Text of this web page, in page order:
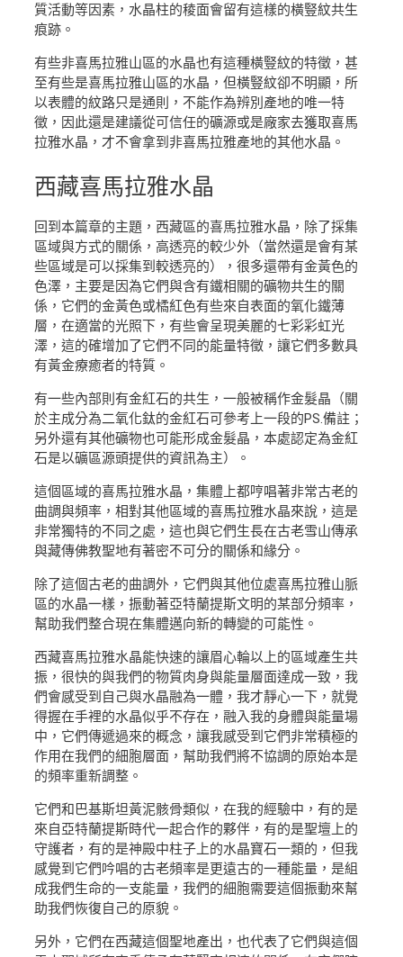
質活動等因素，水晶柱的稜面會留有這樣的橫豎紋共生
痕跡。
有些非喜馬拉雅山區的水晶也有這種橫豎紋的特徵，甚
至有些是喜馬拉雅山區的水晶，但橫豎紋卻不明顯，所
以表體的紋路只是通則，不能作為辨別產地的唯一特
徵，因此還是建議從可信任的礦源或是廠家去獲取喜馬
拉雅水晶，才不會拿到非喜馬拉雅產地的其他水晶。
西藏喜馬拉雅水晶
回到本篇章的主題，西藏區的喜馬拉雅水晶，除了採集
區域與方式的關係，高透亮的較少外（當然還是會有某
些區域是可以採集到較透亮的），很多還帶有金黃色的
色澤，主要是因為它們與含有鐵相關的礦物共生的關
係，它們的金黃色或橘紅色有些來自表面的氧化鐵薄
層，在適當的光照下，有些會呈現美麗的七彩彩虹光
澤，這的確增加了它們不同的能量特徵，讓它們多數具
有黃金療癒者的特質。
有一些內部則有金紅石的共生，一般被稱作金髮晶（關
於主成分為二氧化鈦的金紅石可參考上一段的PS.備註；
另外還有其他礦物也可能形成金髮晶，本處認定為金紅
石是以礦區源頭提供的資訊為主）。
這個區域的喜馬拉雅水晶，集體上都哼唱著非常古老的
曲調與頻率，相對其他區域的喜馬拉雅水晶來說，這是
非常獨特的不同之處，這也與它們生長在古老雪山傳承
與藏傳佛教聖地有著密不可分的關係和緣分。
除了這個古老的曲調外，它們與其他位處喜馬拉雅山脈
區的水晶一樣，振動著亞特蘭提斯文明的某部分頻率，
幫助我們整合現在集體邁向新的轉變的可能性。
西藏喜馬拉雅水晶能快速的讓眉心輪以上的區域產生共
振，很快的與我們的物質肉身與能量層面達成一致，我
們會感受到自己與水晶融為一體，我才靜心一下，就覺
得握在手裡的水晶似乎不存在，融入我的身體與能量場
中，它們傳遞過來的概念，讓我感受到它們非常積極的
作用在我們的細胞層面，幫助我們將不協調的原始本是
的頻率重新調整。
它們和巴基斯坦黃泥骸骨類似，在我的經驗中，有的是
來自亞特蘭提斯時代一起合作的夥伴，有的是聖壇上的
守護者，有的是神殿中柱子上的水晶寶石一類的，但我
感覺到它們吟唱的古老頻率是更遠古的一種能量，是組
成我們生命的一支能量，我們的細胞需要這個振動來幫
助我們恢復自己的原貌。
另外，它們在西藏這個聖地產出，也代表了它們與這個